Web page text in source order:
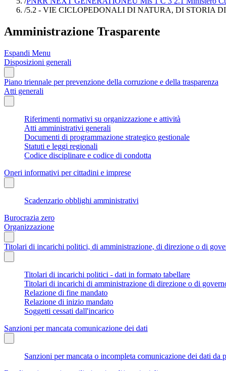
/5.2 - VIE CICLOPEDONALI DI NATURA, DI STORIA
Amministrazione Trasparente
Espandi Menu
Disposizioni generali
Piano triennale per prevenzione della corruzione e della trasparenza
Atti generali
Riferimenti normativi su organizzazione e attività
Atti amministrativi generali
Documenti di programmazione strategico gestionale
Statuti e leggi regionali
Codice disciplinare e codice di condotta
Oneri informativi per cittadini e imprese
Scadenzario obblighi amministrativi
Burocrazia zero
Organizzazione
Titolari di incarichi politici, di amministrazione, di direzione o di
Titolari di incarichi politici - dati in formato tabellare
Titolari di incarichi di amministrazione di direzione o di
Relazione di fine mandato
Relazione di inizio mandato
Soggetti cessati dall'incarico
Sanzioni per mancata comunicazione dei dati
Sanzioni per mancata o incompleta comunicazione dei dati